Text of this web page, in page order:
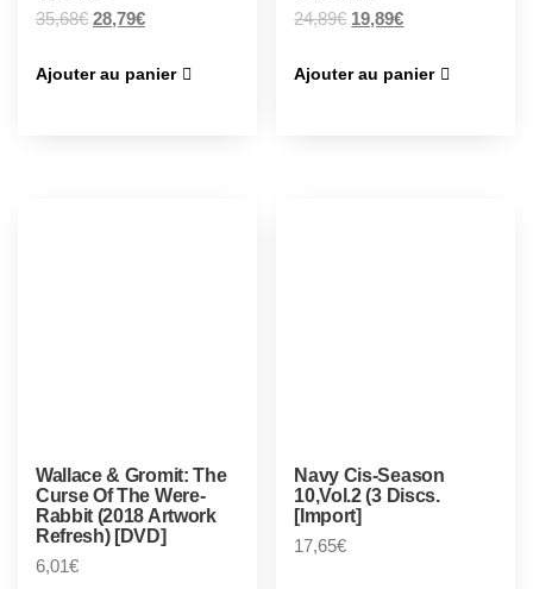
35,68€ 28,79€
Ajouter au panier
24,89€ 19,89€
Ajouter au panier
Wallace & Gromit: The
Curse Of The Were-
Rabbit (2018 Artwork
Refresh) [DVD]
6,01€
Navy Cis-Season
10,Vol.2 (3 Discs.
[Import]
17,65€